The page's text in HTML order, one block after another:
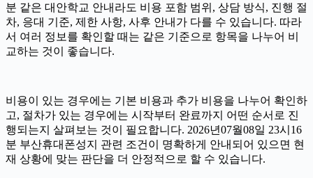
분 같은 대안학교 안내라도 비용 포함 범위, 상담 방식, 진행 절
차, 응대 기준, 제한 사항, 사후 안내가 다를 수 있습니다. 따라
서 여러 정보를 확인할 때는 같은 기준으로 항목을 나누어 비
교하는 것이 좋습니다.
비용이 있는 경우에는 기본 비용과 추가 비용을 나누어 확인하
고, 절차가 있는 경우에는 시작부터 완료까지 어떤 순서로 진
행되는지 살펴보는 것이 필요합니다. 2026년07월08일 23시16
분 부산휴대폰성지 관련 조건이 명확하게 안내되어 있으면 현
재 상황에 맞는 판단을 더 안정적으로 할 수 있습니다.